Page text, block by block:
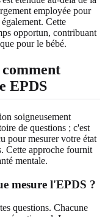
employée pour
Cette
opportun, contribuant
pour le bébé.
EPDS
soigneusement
de questions ; c'est
pour mesurer votre état
Cette approche fournit
mentale.
mesure l'EPDS ?
questions. Chacune